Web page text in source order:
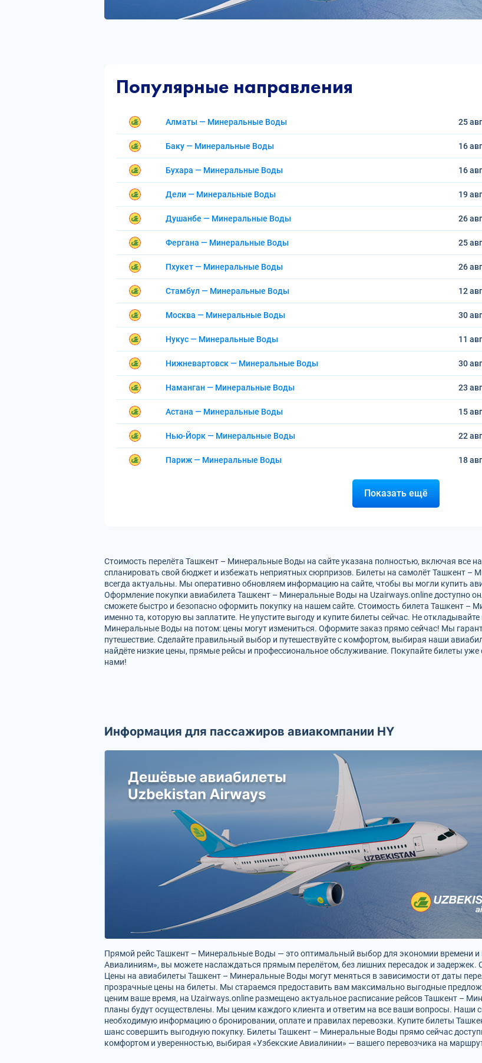
Популярные направления
Алматы — Минеральные Воды 25
Баку — Минеральные Воды 16
Бухара — Минеральные Воды 16
Дели — Минеральные Воды 19
Душанбе — Минеральные Воды 26
Фергана — Минеральные Воды 25
Пхукет — Минеральные Воды 26
Стамбул — Минеральные Воды 12
Москва — Минеральные Воды 30
Нукус — Минеральные Воды 11
Нижневартовск — Минеральные Воды 30
Наманган — Минеральные Воды 23
Астана — Минеральные Воды 15
Нью-Йорк — Минеральные Воды 22
Париж — Минеральные Воды 18
Показать ещё
Стоимость перелёта Ташкент – Минеральные Воды на сайте указана полностью, включая все
спланировать свой бюджет и избежать неприятных сюрпризов. Билеты на самолёт Ташкент
всегда актуальны. Мы оперативно обновляем информацию на сайте, чтобы вы могли купить
Оформление покупки авиабилета Ташкент – Минеральные Воды на Uzairways.online доступно
сможете быстро и безопасно оформить покупку на нашем сайте. Стоимость билета Ташкент –
именно та, которую вы заплатите. Не упустите выгоду и купите билеты сейчас. Не
Минеральные Воды на потом: цены могут измениться. Оформите заказ прямо сейчас! Мы
путешествие. Сделайте правильный выбор и путешествуйте с комфортом, выбирая наши
найдёте низкие цены, прямые рейсы и профессиональное обслуживание. Покупайте билеты уже
нами!
Информация для пассажиров авиакомпании HY
Прямой рейс Ташкент – Минеральные Воды — это оптимальный выбор для экономии времени и
Авиалиниям», вы можете наслаждаться прямым перелётом, без лишних пересадок и
Цены на авиабилеты Ташкент – Минеральные Воды могут меняться в зависимости от даты
прозрачные цены на билеты. Мы стараемся предоставить вам максимально выгодные
ценим ваше время, на Uzairways.online размещено актуальное расписание рейсов Ташкент –
планы будут осуществлены. Мы ценим каждого клиента и ответим на все ваши вопросы. Наши
необходимую информацию о бронировании, оплате и правилах перевозки. Купите билеты
шанс совершить выгодную покупку. Билеты Ташкент – Минеральные Воды прямо сейчас
комфортом и уверенностью, выбирая «Узбекские Авиалинии» — вашего перевозчика на